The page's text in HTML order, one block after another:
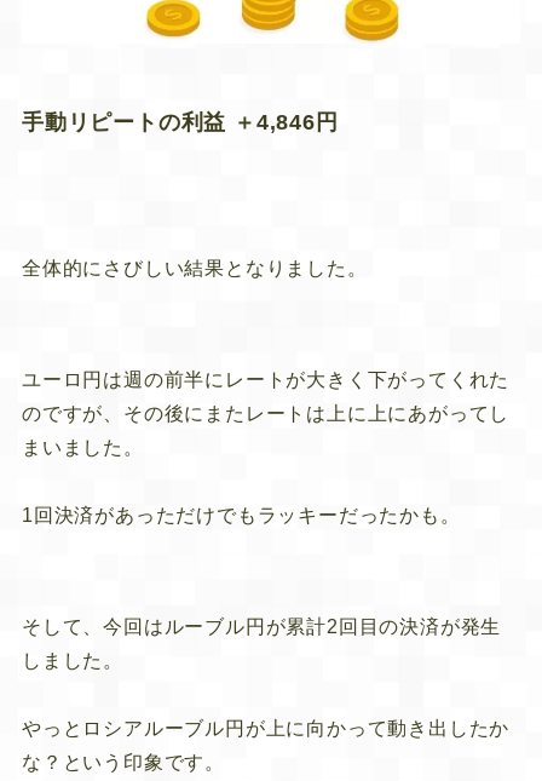
手動リピートの利益 ＋4,846円
全体的にさびしい結果となりました。
ユーロ円は週の前半にレートが大きく下がってくれた
のですが、その後にまたレートは上に上にあがってし
まいました。
1回決済があっただけでもラッキーだったかも。
そして、今回はルーブル円が累計2回目の決済が発生
しました。
やっとロシアルーブル円が上に向かって動き出したか
な？という印象です。